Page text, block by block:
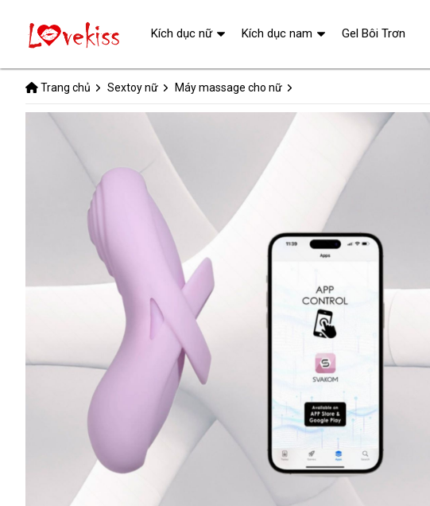
Trang chủ Sextoy nữ Máy massage cho nữ
Kích dục nữ Kích dục nam Gel Bôi Trơn